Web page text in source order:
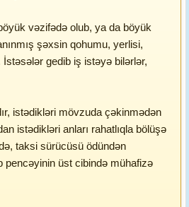
vəzifədə olub, ya da böyük
şəxsin qohumu, yerlisi,
İstəsələr gedib iş istəyə bilərlər,
istədikləri mövzuda çəkinmədən
istədikləri anları rahatlıqla bölüşə
taksi sürücüsü ödündən
pencəyinin üst cibində mühafizə